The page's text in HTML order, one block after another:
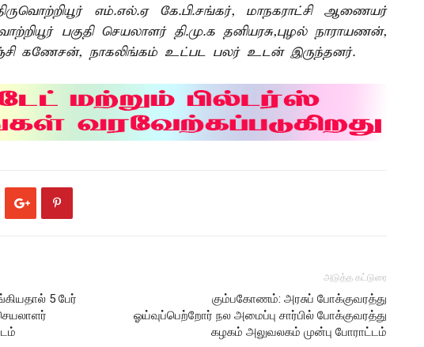
எம்.எல்.ஏ கே.பி.சங்கர், மாநகராட்சி ஆணையர்
பகுதி செயலாளர் தி.மு.க தனியரசு,புழல் நாராயணன்,
கணேசன், நாகலிங்கம் உட்பட பலர் உடன் இருந்தனர்.
5 பேர்
அடுத்த கட்டுரை
கும்பகோணம்: அரசுப் போக்குவரத்து
ஓய்வுப்பெற்றோர் நல அமைப்பு சார்பில் போக்குவரத்து
கழகம் அலுவலகம் முன்பு போராட்டம்